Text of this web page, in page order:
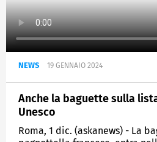
NEWS 19 GENNAIO 2024
Anche la baguette sulla
Unesco
Roma, 1 dic. (askanews) - La